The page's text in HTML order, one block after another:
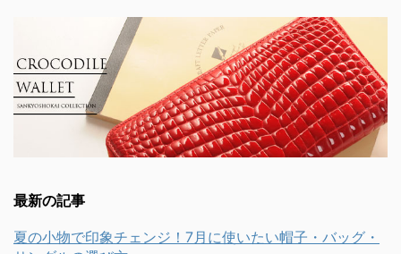
最新の記事
夏の小物で印象チェンジ！7月に使いたい帽子・バッグ・